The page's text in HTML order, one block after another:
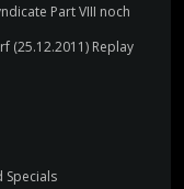
Part VIII noch
(25.12.2011) Replay
Specials